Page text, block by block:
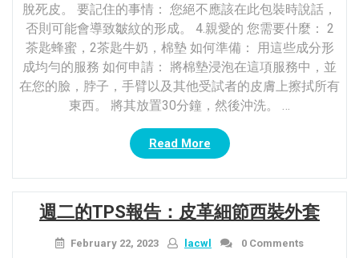
脫死皮。 要記住的事情： 您絕不應該在此包裝時說話，
否則可能會導致皺紋的形成。 4.親愛的 您需要什麼： 2
茶匙蜂蜜，2茶匙牛奶，棉墊 如何準備： 用這些成分形
成均勻的服務 如何申請： 將棉墊浸泡在這項服務中，並
在您的臉，脖子，手臂以及其他受試者的皮膚上擦拭所有
東西。 將其放置30分鐘，然後沖洗。 …
Read More“30
種
自
然
的
膚
週二的TPS報告：皮革細節西裝外套
February 22, 2023 lacwl 0 Comments